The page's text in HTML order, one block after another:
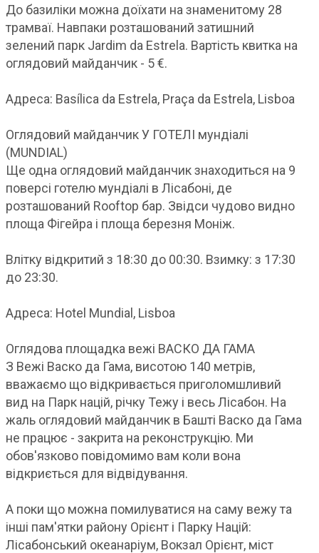
До базиліки можна доїхати на знаменитому 28
трамваї. Навпаки розташований затишний
зелений парк Jardim da Estrela. Вартість квитка на
оглядовий майданчик - 5 €.
Адреса: Basílica da Estrela, Praça da Estrela, Lisboa
Оглядовий майданчик У ГОТЕЛІ мундіалі
(MUNDIAL)
Ще одна оглядовий майданчик знаходиться на 9
поверсі готелю мундіалі в Лісабоні, де
розташований Rooftop бар. Звідси чудово видно
площа Фігейра і площа березня Моніж.
Влітку відкритий з 18:30 до 00:30. Взимку: з 17:30
до 23:30.
Адреса: Hotel Mundial, Lisboa
Оглядова площадка вежі ВАСКО ДА ГАМА
З Вежі Васко да Гама, висотою 140 метрів,
вважаємо що відкривається приголомшливий
вид на Парк націй, річку Тежу і весь Лісабон. На
жаль оглядовий майданчик в Башті Васко да Гама
не працює - закрита на реконструкцію. Ми
обов'язково повідомимо вам коли вона
відкриється для відвідування.
А поки що можна помилуватися на саму вежу та
інші пам'ятки району Орієнт і Парку Націй:
Лісабонський океанаріум, Вокзал Орієнт, міст